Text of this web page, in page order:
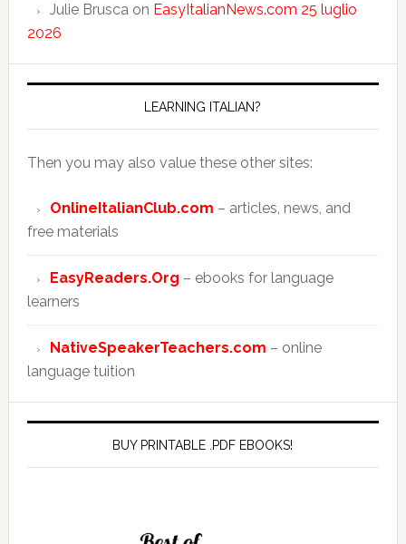
Julie Bruscaon EasyItalianNews.com 25 luglio
2026
LEARNING ITALIAN?
Then you may also value these other sites:
OnlineItalianClub.com – articles, news, and
free materials
EasyReaders.Org – ebooks for language
learners
NativeSpeakerTeachers.com – online
language tuition
BUY PRINTABLE .PDF EBOOKS!